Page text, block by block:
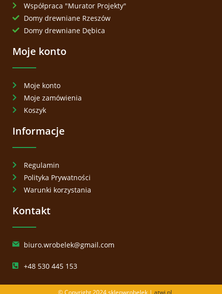
Współpraca "Murator Projekty"
Domy drewniane Rzeszów
Domy drewniane Dębica
Moje konto
Moje konto
Moje zamówienia
Koszyk
Informacje
Regulamin
Polityka Prywatności
Warunki korzystania
Kontakt
biuro.wrobelek@gmail.com
+48 530 445 153
© Copyright 2024 sklepwrobelek | atwi.pl